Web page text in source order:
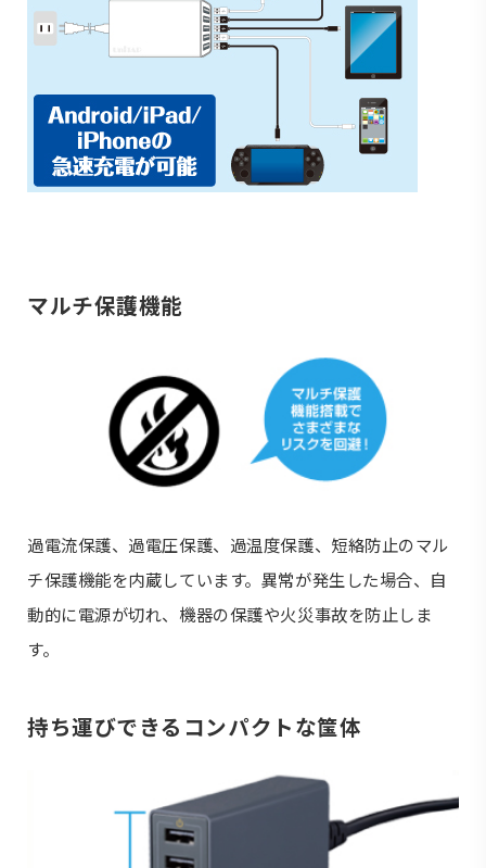
マルチ保護機能
過電流保護、過電圧保護、過温度保護、短絡防止のマル
チ保護機能を内蔵しています。異常が発生した場合、自
動的に電源が切れ、機器の保護や火災事故を防止しま
す。
持ち運びできるコンパクトな筺体